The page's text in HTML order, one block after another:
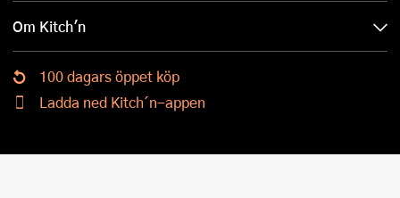
Om Kitch'n
100 dagars öppet köp
Ladda ned Kitch´n-appen